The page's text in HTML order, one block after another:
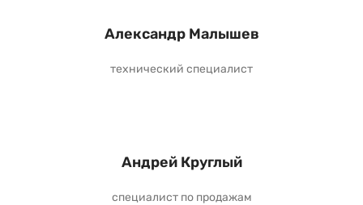
Александр Малышев
технический специалист
Андрей Круглый
специалист по продажам